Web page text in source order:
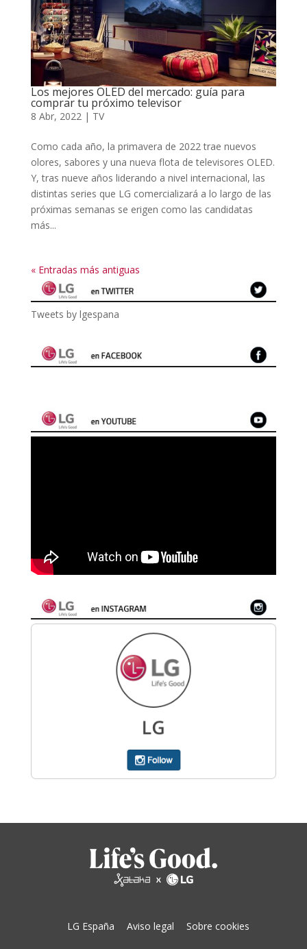
Los mejores OLED del mercado: guía para
comprar tu próximo televisor
8 Abr, 2022| TV
Como cada año, la primavera de 2022 trae nuevos
olores, sabores y una nueva flota de televisores OLED.
Y, tras nueve años liderando a nivel internacional, las
distintas series que LG comercializará a lo largo de las
próximas semanas se erigen como las candidatas
más...
« Entradas más antiguas
Tweets by lgespana
LG España Aviso legal Sobre cookies